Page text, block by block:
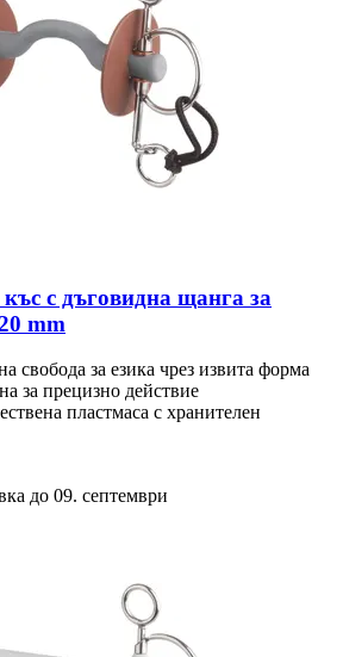
с дъговидна щанга за
mm
свобода за езика чрез извита форма
за прецизно действие
пластмаса с хранителен
до 09. септември